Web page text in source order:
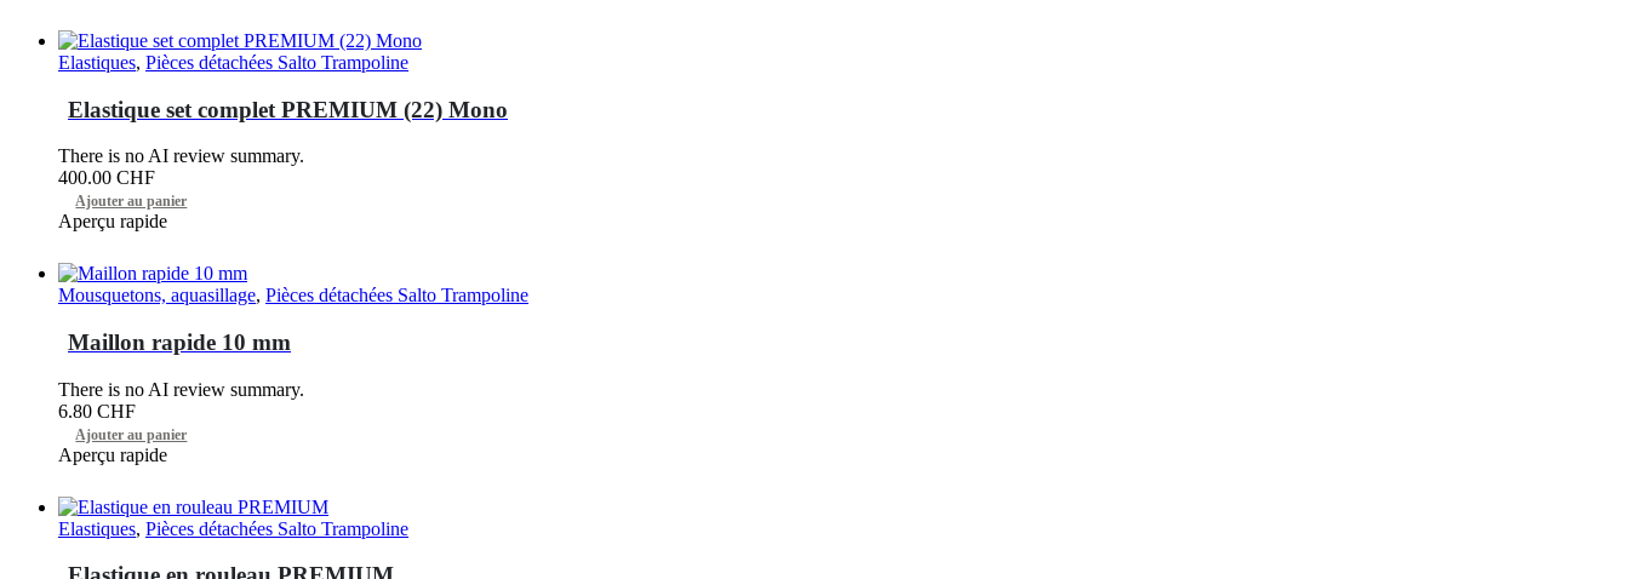
Elastiques, Pièces détachées Salto Trampoline
Elastique set complet PREMIUM (22) Mono
There is no AI review summary.
400.00 CHF
Ajouter au panier
Aperçu rapide
Mousquetons, aquasillage, Pièces détachées Salto Trampoline
Maillon rapide 10 mm
There is no AI review summary.
6.80 CHF
Ajouter au panier
Aperçu rapide
Elastiques, Pièces détachées Salto Trampoline